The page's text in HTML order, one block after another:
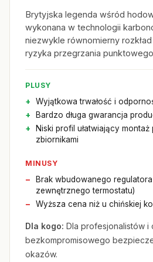
Brytyjska legenda wśród
wykonana w technologii
niezwykle równomierny
ryzyka przegrzania
PLUSY
Wyjątkowa trwałość i
Bardzo długa gwarancja
Niski profil ułatwiający montaż
zbiornikami
MINUSY
Brak wbudowanego
zewnętrznego termostatu)
Wyższa cena niż u chińskiej
Dla kogo: Dla profesjonalistów i
bezkompromisowego
okazów.